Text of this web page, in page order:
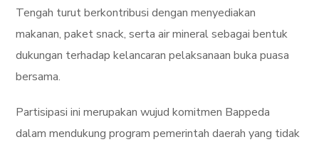
Tengah turut berkontribusi dengan menyediakan
makanan, paket snack, serta air mineral sebagai bentuk
dukungan terhadap kelancaran pelaksanaan buka puasa
bersama.
Partisipasi ini merupakan wujud komitmen Bappeda
dalam mendukung program pemerintah daerah yang tidak